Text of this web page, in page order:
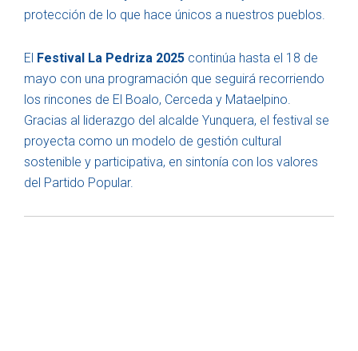
protección de lo que hace únicos a nuestros pueblos.
El Festival La Pedriza 2025 continúa hasta el 18 de
mayo con una programación que seguirá recorriendo
los rincones de El Boalo, Cerceda y Mataelpino.
Gracias al liderazgo del alcalde Yunquera, el festival se
proyecta como un modelo de gestión cultural
sostenible y participativa, en sintonía con los valores
del Partido Popular.